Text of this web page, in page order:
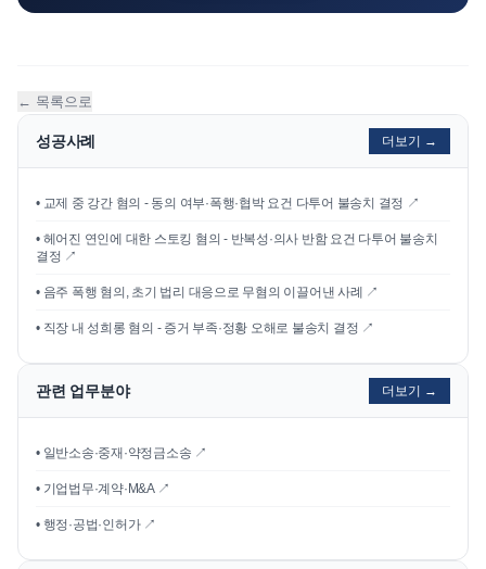
← 목록으로
성공사례 더보기 →
• 교제 중 강간 혐의 - 동의 여부·폭행·협박 요건 다투어 불송치 결정 ↗
• 헤어진 연인에 대한 스토킹 혐의 - 반복성·의사 반함 요건 다투어 불송치
결정 ↗
• 음주 폭행 혐의, 초기 법리 대응으로 무혐의 이끌어낸 사례 ↗
• 직장 내 성희롱 혐의 - 증거 부족·정황 오해로 불송치 결정 ↗
관련 업무분야 더보기 →
• 일반소송·중재·약정금소송 ↗
• 기업법무·계약·M&A ↗
• 행정·공법·인허가 ↗